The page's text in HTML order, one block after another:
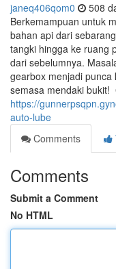
janeq406qom0 508
Berkemampuan untuk
bahan api dari
tangki hingga ke ruang
dari sebelumnya.
gearbox menjadi
semasa mendaki bukit!
https://
auto-lube
Comments
Comments
Submit a Comment
No HTML